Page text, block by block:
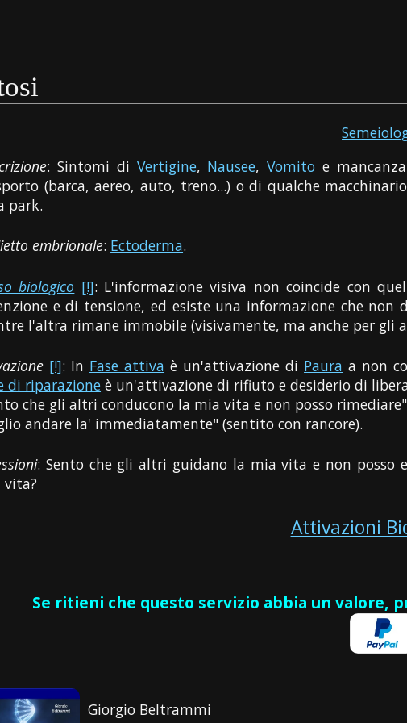
: Sintomi di Vertigine, Nausee,Vomito e
(barca, aereo, auto, treno...) o di qualche
park.
embrionale: Ectoderma.
biologico [!]: L'informazione visiva non coincide con
e di tensione, ed esiste una informazione che
l'altra rimane immobile (visivamente, ma anche per gli
[!]: In Fase attiva è un'attivazione di Paura a non
di riparazione è un'attivazione di rifiuto e desiderio di
che gli altri conducono la mia vita e non posso
andare la' immediatamente" (sentito con rancore).
: Sento che gli altri guidano la mia vita e non posso
vita?
Attivazioni
Se ritieni che questo servizio abbia un valore,
Giorgio Beltrammi